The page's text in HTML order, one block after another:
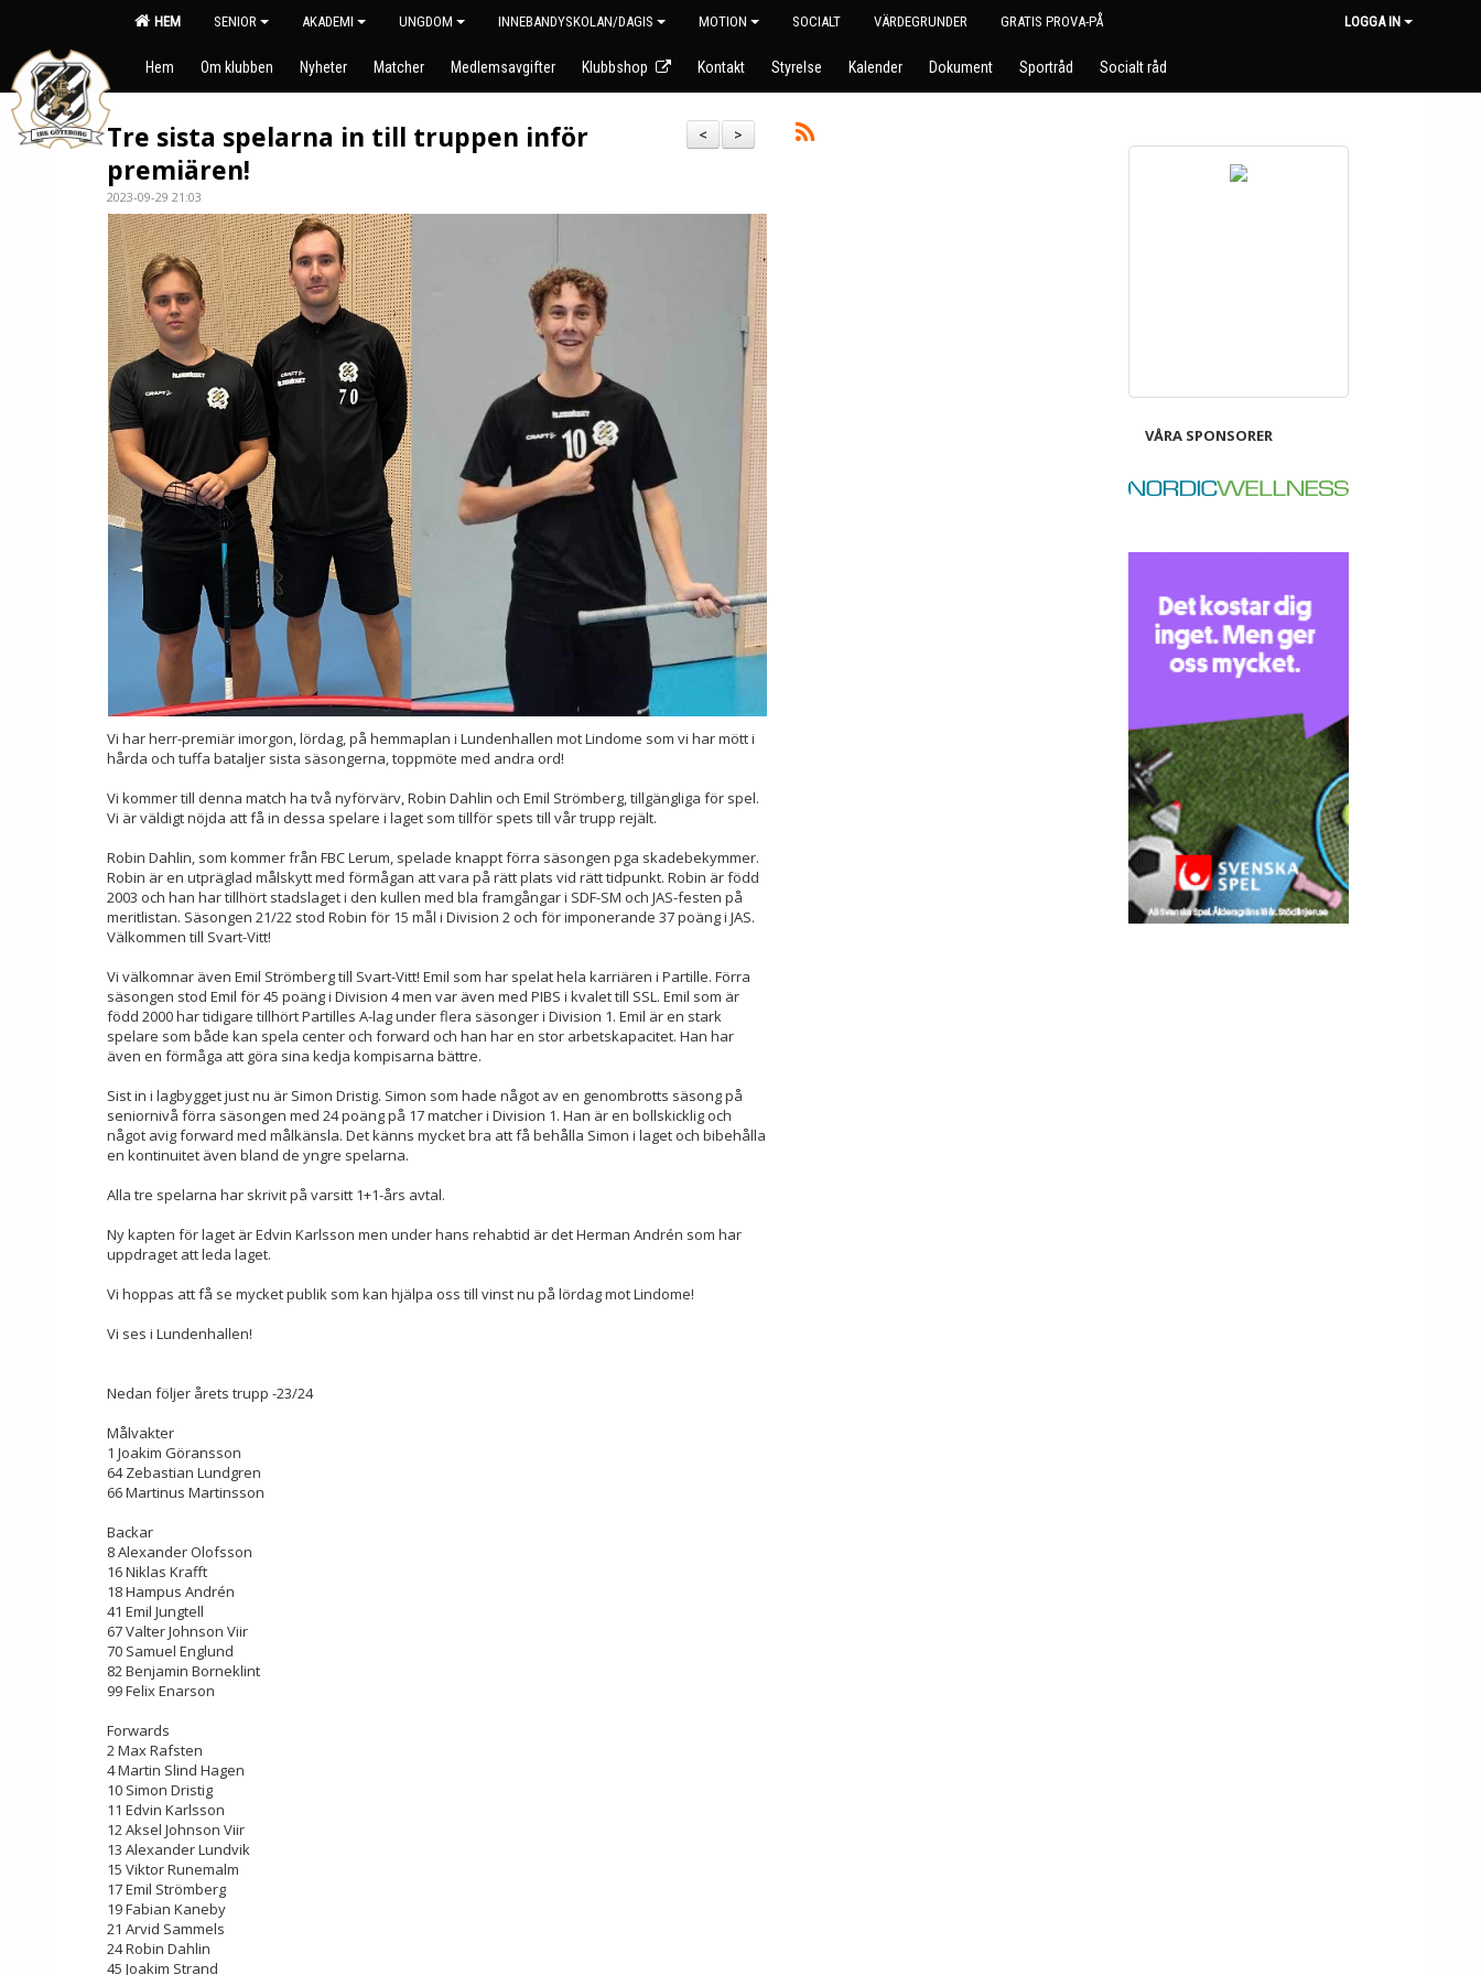
HEM SENIOR AKADEMI UNGDOM INNEBANDYSKOLAN/DAGIS MOTION SOCIALT VÄRDEGRUNDER GRATIS PROVA-PÅ LOGGA IN
Hem Om klubben Nyheter Matcher Medlemsavgifter Klubbshop Kontakt Styrelse Kalender Dokument Sportråd Socialt råd
>
<
Tre sista spelarna in till truppen inför
premiären!
2023-09-29 21:03
Vi har herr-premiär imorgon, lördag, på hemmaplan i Lundenhallen mot Lindome som vi har mött i
hårda och tuffa bataljer sista säsongerna, toppmöte med andra ord!
Vi kommer till denna match ha två nyförvärv, Robin Dahlin och Emil Strömberg, tillgängliga för spel.
Vi är väldigt nöjda att få in dessa spelare i laget som tillför spets till vår trupp rejält.
Robin Dahlin, som kommer från FBC Lerum, spelade knappt förra säsongen pga skadebekymmer.
Robin är en utpräglad målskytt med förmågan att vara på rätt plats vid rätt tidpunkt. Robin är född
2003 och han har tillhört stadslaget i den kullen med bla framgångar i SDF-SM och JAS-festen på
meritlistan. Säsongen 21/22 stod Robin för 15 mål i Division 2 och för imponerande 37 poäng i JAS.
Välkommen till Svart-Vitt!
Vi välkomnar även Emil Strömberg till Svart-Vitt! Emil som har spelat hela karriären i Partille. Förra
säsongen stod Emil för 45 poäng i Division 4 men var även med PIBS i kvalet till SSL. Emil som är
född 2000 har tidigare tillhört Partilles A-lag under flera säsonger i Division 1. Emil är en stark
spelare som både kan spela center och forward och han har en stor arbetskapacitet. Han har
även en förmåga att göra sina kedja kompisarna bättre.
Sist in i lagbygget just nu är Simon Dristig. Simon som hade något av en genombrotts säsong på
seniornivå förra säsongen med 24 poäng på 17 matcher i Division 1. Han är en bollskicklig och
något avig forward med målkänsla. Det känns mycket bra att få behålla Simon i laget och bibehålla
en kontinuitet även bland de yngre spelarna.
Alla tre spelarna har skrivit på varsitt 1+1-års avtal.
Ny kapten för laget är Edvin Karlsson men under hans rehabtid är det Herman Andrén som har
uppdraget att leda laget.
Vi hoppas att få se mycket publik som kan hjälpa oss till vinst nu på lördag mot Lindome!
Vi ses i Lundenhallen!
Nedan följer årets trupp -23/24
Målvakter
1 Joakim Göransson
64 Zebastian Lundgren
66 Martinus Martinsson
Backar
8 Alexander Olofsson
16 Niklas Krafft
18 Hampus Andrén
41 Emil Jungtell
67 Valter Johnson Viir
70 Samuel Englund
82 Benjamin Borneklint
99 Felix Enarson
Forwards
2 Max Rafsten
4 Martin Slind Hagen
10 Simon Dristig
11 Edvin Karlsson
12 Aksel Johnson Viir
13 Alexander Lundvik
15 Viktor Runemalm
17 Emil Strömberg
19 Fabian Kaneby
21 Arvid Sammels
24 Robin Dahlin
45 Joakim Strand
VÅRA SPONSORER